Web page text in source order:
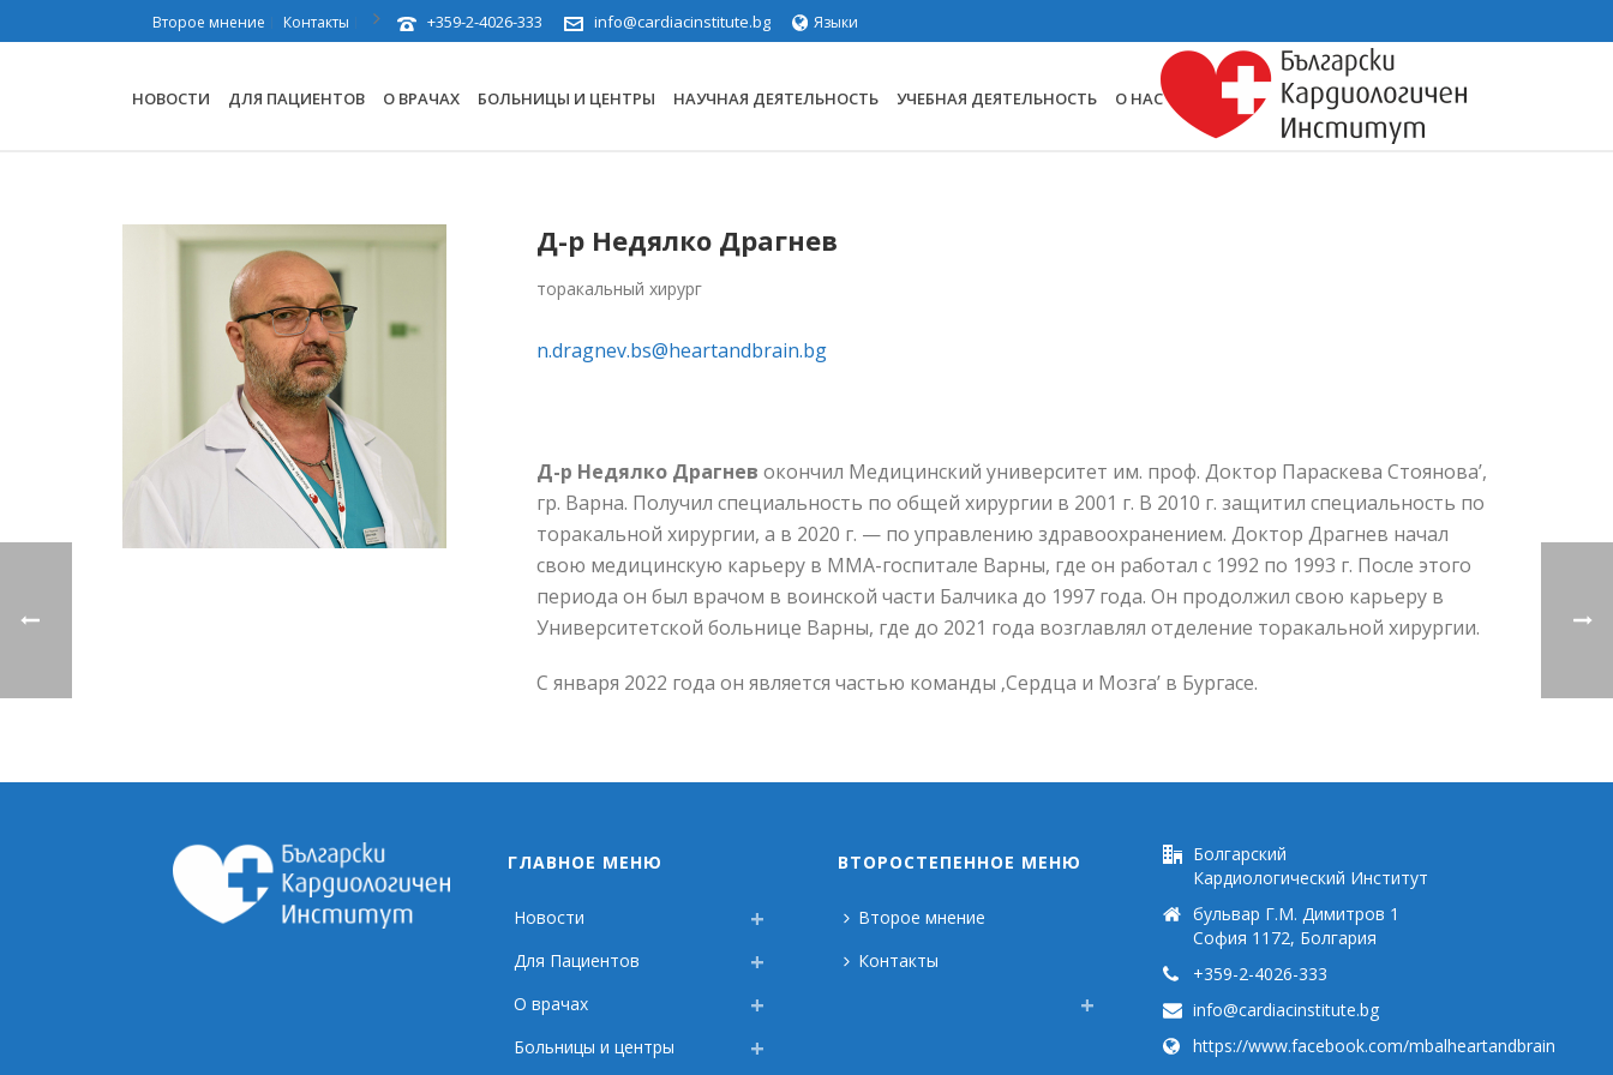
Второе мнение Контакты +359-2-4026-333 info@cardiacinstitute.bg Языки
НОВОСТИ ДЛЯ ПАЦИЕНТОВ О ВРАЧАХ БОЛЬНИЦЫ И ЦЕНТРЫ НАУЧНАЯ ДЕЯТЕЛЬНОСТЬ УЧЕБНАЯ ДЕЯТЕЛЬНОСТЬ О НАС
Д-р Недялко Драгнев
торакальный хирург
n.dragnev.bs@heartandbrain.bg
Д-р Недялко Драгнев окончил Медицинский университет им. проф. Доктор Параскева Стоянова’,
гр. Варна. Получил специальность по общей хирургии в 2001 г. В 2010 г. защитил специальность по
торакальной хирургии, а в 2020 г. — по управлению здравоохранением. Доктор Драгнев начал
свою медицинскую карьеру в ММА-госпитале Варны, где он работал с 1992 по 1993 г. После этого
периода он был врачом в воинской части Балчика до 1997 года. Он продолжил свою карьеру в
Университетской больнице Варны, где до 2021 года возглавлял отделение торакальной хирургии.
С января 2022 года он является частью команды ‚Сердца и Мозга’ в Бургасе.
ГЛАВНОЕ МЕНЮ
Новости
Для Пациентов
О врачах
Больницы и центры
ВТОРОСТЕПЕННОЕ МЕНЮ
Второе мнение
Контакты
Болгарский
Кардиологический Институт
бульвар Г.М. Димитров 1
София 1172, Болгария
+359-2-4026-333
info@cardiacinstitute.bg
https://www.facebook.com/mbalheartandbrain